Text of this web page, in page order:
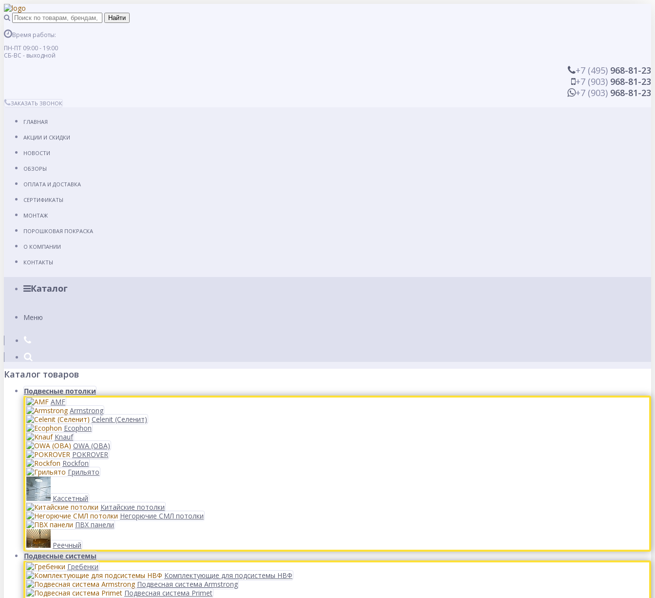
Время работы:
ПН-ПТ 09:00 - 19:00
СБ-ВС - выходной
+7 (495) 968-81-23
+7 (903) 968-81-23
+7 (903) 968-81-23
ЗАКАЗАТЬ ЗВОНОК
ГЛАВНАЯ
АКЦИИ И СКИДКИ
НОВОСТИ
ОБЗОРЫ
ОПЛАТА И ДОСТАВКА
СЕРТИФИКАТЫ
МОНТАЖ
ПОРОШКОВАЯ ПОКРАСКА
О КОМПАНИИ
КОНТАКТЫ
Каталог
Меню
Каталог товаров
Подвесные потолки
AMF
Armstrong
Celenit (Селенит)
Ecophon
Knauf
OWA (ОВА)
POKROVER
Rockfon
Грильято
Кассетный
Китайские потолки
Негорючие СМЛ потолки
ПВХ панели
Реечный
Подвесные системы
Гребенки
Комплектующие для подсистемы НВФ
Подвесная система Armstrong
Подвесная система Primet